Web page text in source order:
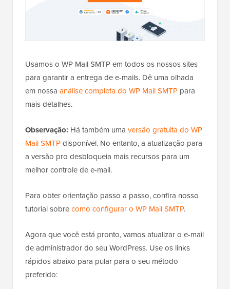
Usamos o WP Mail SMTP em todos os nossos sites
para garantir a entrega de e-mails. Dê uma olhada
em nossa análise completa do WP Mail SMTP para
mais detalhes.
Observação: Há também uma versão gratuita do WP
Mail SMTPdisponível. No entanto, a atualização para
a versão pro desbloqueia mais recursos para um
melhor controle de e-mail.
Para obter orientação passo a passo, confira nosso
tutorial sobrecomo configurar o WP Mail SMTP.
Agora que você está pronto, vamos atualizar o e-mail
de administrador do seu WordPress. Use os links
rápidos abaixo para pular para o seu método
preferido: